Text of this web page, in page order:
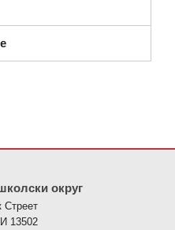
округ
Стреет
13502